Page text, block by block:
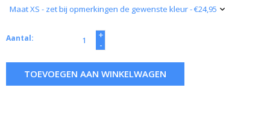
Aantal:
+
-
TOEVOEGEN AAN WINKELWAGEN